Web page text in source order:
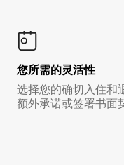
您所需的灵活性
选择您的确切入住和
额外承诺或签署书面